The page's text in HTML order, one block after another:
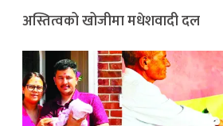
अस्तित्वको खोजीमा मधेशवादी दल